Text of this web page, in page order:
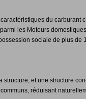
du carburant
les Moteurs
sociale de plus de
et une structure
réduisant